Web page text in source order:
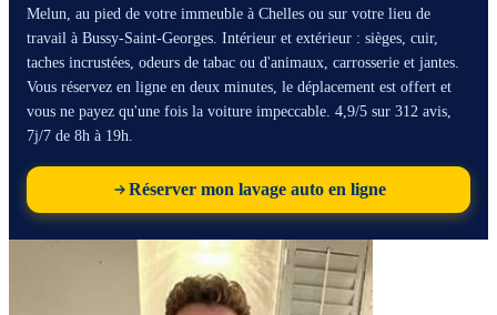
Melun, au pied de votre immeuble à Chelles ou sur votre lieu de
travail à Bussy-Saint-Georges. Intérieur et extérieur : sièges, cuir,
taches incrustées, odeurs de tabac ou d'animaux, carrosserie et jantes.
Vous réservez en ligne en deux minutes, le déplacement est offert et
vous ne payez qu'une fois la voiture impeccable. 4,9/5 sur 312 avis,
7j/7 de 8h à 19h.
Réserver mon lavage auto en ligne